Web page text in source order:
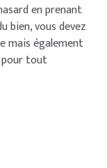
en prenant
bien, vous devez
mais également
pour tout